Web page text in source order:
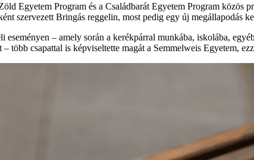
Egyetem Program és a Családbarát Egyetem Program közös
szervezett Bringás reggelin, most pedig egy új megállapodás
– amely során a kerékpárral munkába, iskolába,
több csapattal is képviseltette magát a Semmelweis Egyetem,